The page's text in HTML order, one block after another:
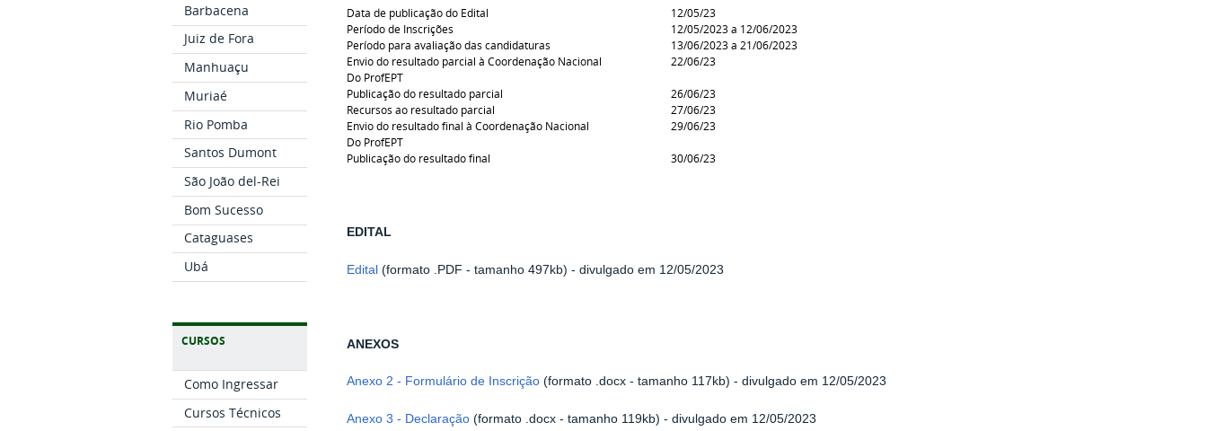
Barbacena
Juiz de Fora
Manhuaçu
Muriaé
Rio Pomba
Santos Dumont
São João del-Rei
Bom Sucesso
Cataguases
Ubá
CURSOS
Como Ingressar
Cursos Técnicos
Data de publicação do Edital
12/05/23
Período de Inscrições
12/05/2023 a 12/06/2023
Período para avaliação das candidaturas
13/06/2023 a 21/06/2023
Envio do resultado parcial à Coordenação Nacional
Do ProfEPT
22/06/23
Publicação do resultado parcial
26/06/23
Recursos ao resultado parcial
27/06/23
Envio do resultado final à Coordenação Nacional
Do ProfEPT
29/06/23
Publicação do resultado final 30/06/23
EDITAL
Edital (formato .PDF - tamanho 497kb) - divulgado em 12/05/2023
ANEXOS
Anexo 2 - Formulário de Inscrição (formato .docx - tamanho 117kb) - divulgado em 12/05/2023
Anexo 3 - Declaração (formato .docx - tamanho 119kb) - divulgado em 12/05/2023